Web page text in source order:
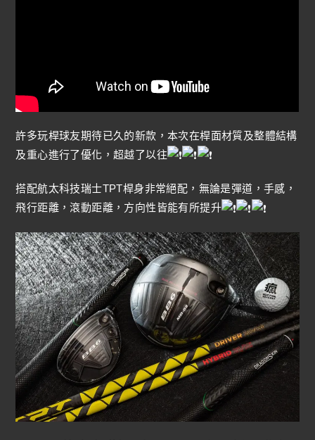
許多玩桿球友期待已久的新款，本次在桿面材質及整體結構
及重心進行了優化，超越了以往
搭配航太科技瑞士TPT桿身非常絕配，無論是彈道，手感，
飛行距離，滾動距離，方向性皆能有所提升